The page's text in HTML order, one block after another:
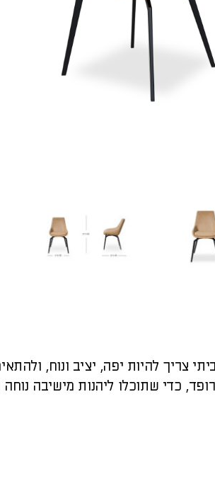
צריך להיות יפה, יציב ונוח,
כדי שתוכלו ליהנות מישיבה